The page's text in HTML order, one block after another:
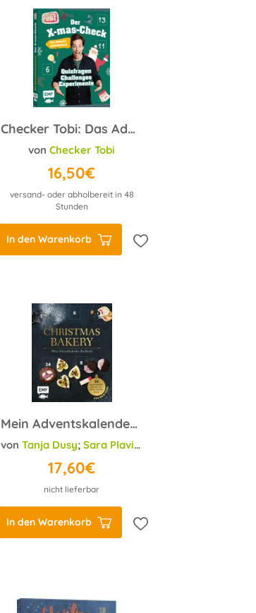
Checker Tobi: Das Adventskalender-Buch: Der X-mas-Check
vonChecker Tobi
16,50€
versand- oder abholbereit in 48
Stunden
In den Warenkorb
Mein Adventskalender-Backbuch: Christmas Bakery
vonTanja Dusy;Sara Plavic ;
17,60€
nicht lieferbar
In den Warenkorb